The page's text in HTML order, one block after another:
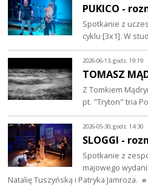
PUKICO -
Spotkanie z
cyklu [3x1]. W
2026-06-13, godz. 19:19
TOMASZ
Z Tomkiem
pt. "Tryton" tria
2026-05-30, godz. 14:30
SLOGGI -
Spotkanie z
majowego
Natalię Tuszyńską i Patryka Jamroza.